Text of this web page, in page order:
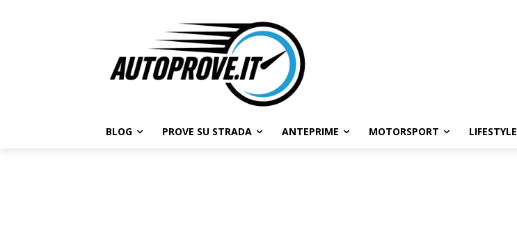
BLOG PROVE SU STRADA ANTEPRIME MOTORSPORT LIFESTYLE